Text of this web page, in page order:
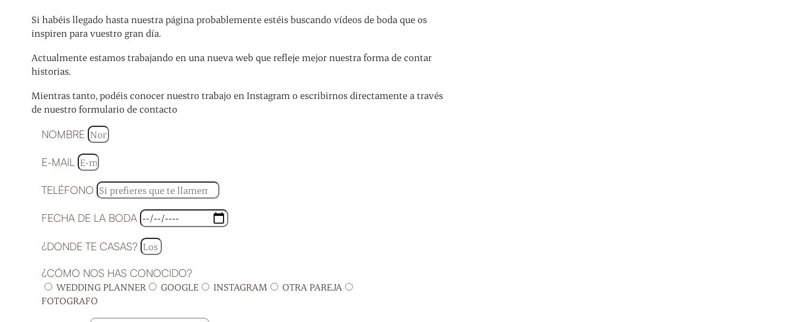
Si habéis llegado hasta nuestra página probablemente estéis buscando vídeos de boda que os
inspiren para vuestro gran día.
Actualmente estamos trabajando en una nueva web que refleje mejor nuestra forma de contar
historias.
Mientras tanto, podéis conocer nuestro trabajo en Instagram o escribirnos directamente a través
de nuestro formulario de contacto
NOMBRE
E-MAIL
TELÉFONO
FECHA DE LA BODA
¿DONDE TE CASAS?
¿CÓMO NOS HAS CONOCIDO?
WEDDING PLANNER GOOGLE INSTAGRAM
OTRA PAREJA
FOTOGRAFO